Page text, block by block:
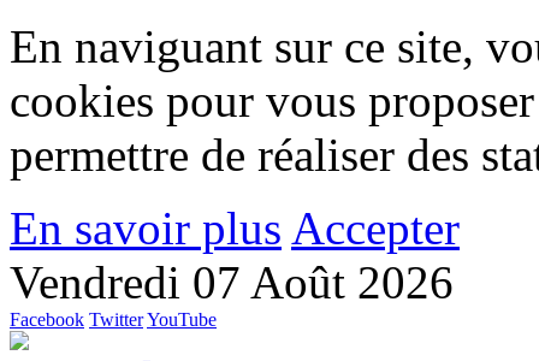
En naviguant sur ce site,
cookies pour vous
permettre de réaliser des
En savoir plus Accepter
Vendredi 07 Août 2026
Facebook TwitterYouTube